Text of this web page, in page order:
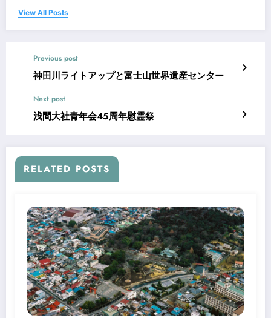
View All Posts
Previous post
神田川ライトアップと富士山世界遺産センター
Next post
浅間大社青年会45周年慰霊祭
RELATED POSTS